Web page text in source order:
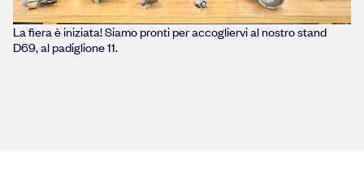
La fiera è iniziata! Siamo pronti per accogliervi al nostro stand
D69, al padiglione 11.